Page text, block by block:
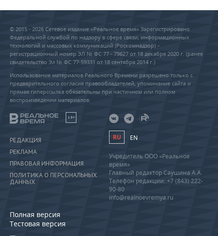
© 2015 - 2026 Сетевое издание «Реальное время» Зарегистрировано
Федеральной службой по надзору в сфере связи, информационных
технологий и массовых коммуникаций (Роскомнадзор) –
регистрационный номер ЭЛ № ФС 77 - 79627 от 18 декабря 2020 г. (ранее
свидетельство Эл № ФС 77-59331 от 18 сентября 2014 г.)
Использование материалов Реального Времени разрешено только с
предварительного согласия правообладателей, упоминание сайта и
прямая гиперссылка обязательны при частичном или полном
воспроизведении материалов.
18+
РЕДАКЦИЯ
РЕКЛАМА
ПРАВОВАЯ ИНФОРМАЦИЯ
ПОЛИТИКА О ПЕРСОНАЛЬНЫХ
ДАННЫХ
Полная версия
Тестовая версия
RU EN
Учредитель ООО «Реальное
время»
Главный редактор Саушина А.А.
Телефон редакции: +7 (843) 222-
90-80
info@realnoevremya.ru